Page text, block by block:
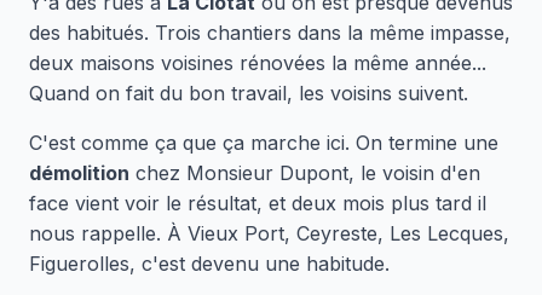
des habitués. Trois chantiers dans la même impasse,
deux maisons voisines rénovées la même année...
Quand on fait du bon travail, les voisins suivent.
C'est comme ça que ça marche ici. On termine une
démolition chez Monsieur Dupont, le voisin d'en
face vient voir le résultat, et deux mois plus tard il
nous rappelle. À Vieux Port, Ceyreste, Les Lecques,
Figuerolles, c'est devenu une habitude.